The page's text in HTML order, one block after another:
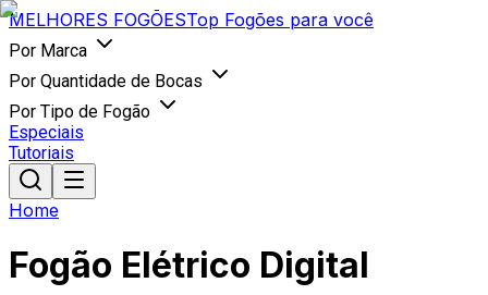
MELHORES FOGÕESTop Fogões para você
Por Marca
Por Quantidade de Bocas
Por Tipo de Fogão
Especiais
Tutoriais
Home
Fogão Elétrico Digital